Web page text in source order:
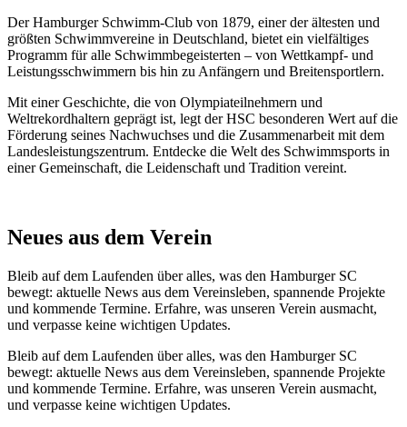
Der Hamburger Schwimm-Club von 1879, einer der ältesten und
größten Schwimmvereine in Deutschland, bietet ein vielfältiges
Programm für alle Schwimmbegeisterten – von Wettkampf- und
Leistungsschwimmern bis hin zu Anfängern und Breitensportlern.
Mit einer Geschichte, die von Olympiateilnehmern und
Weltrekordhaltern geprägt ist, legt der HSC besonderen Wert auf die
Förderung seines Nachwuchses und die Zusammenarbeit mit dem
Landesleistungszentrum. Entdecke die Welt des Schwimmsports in
einer Gemeinschaft, die Leidenschaft und Tradition vereint.
Neues aus dem Verein
Bleib auf dem Laufenden über alles, was den Hamburger SC
bewegt: aktuelle News aus dem Vereinsleben, spannende Projekte
und kommende Termine. Erfahre, was unseren Verein ausmacht,
und verpasse keine wichtigen Updates.
Bleib auf dem Laufenden über alles, was den Hamburger SC
bewegt: aktuelle News aus dem Vereinsleben, spannende Projekte
und kommende Termine. Erfahre, was unseren Verein ausmacht,
und verpasse keine wichtigen Updates.